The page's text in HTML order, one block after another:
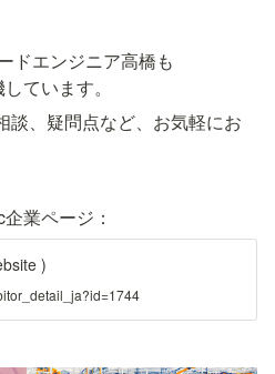
ドエンジニア高橋も
ています。
談、疑問点など、お気軽にお
業ページ：
)